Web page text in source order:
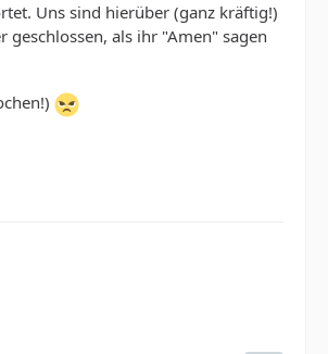
Uns sind hierüber (ganz kräftig!)
geschlossen, als ihr "Amen" sagen